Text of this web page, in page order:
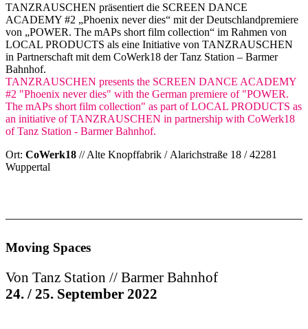
TANZRAUSCHEN präsentiert die SCREEN DANCE
ACADEMY #2 „Phoenix never dies“ mit der Deutschlandpremiere
von „POWER. The mAPs short film collection“ im Rahmen von
LOCAL PRODUCTS als eine Initiative von TANZRAUSCHEN
in Partnerschaft mit dem CoWerk18 der Tanz Station – Barmer
Bahnhof.
TANZRAUSCHEN presents the SCREEN DANCE ACADEMY
#2 "Phoenix never dies" with the German premiere of "POWER.
The mAPs short film collection" as part of LOCAL PRODUCTS as
an initiative of TANZRAUSCHEN in partnership with CoWerk18
of Tanz Station - Barmer Bahnhof.
Ort: CoWerk18 // Alte Knopffabrik / Alarichstraße 18 / 42281
Wuppertal
Moving Spaces
Von Tanz Station // Barmer Bahnhof
24. / 25. September 2022